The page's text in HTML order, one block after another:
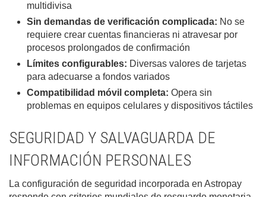
multidivisa
Sin demandas de verificación complicada: No se
requiere crear cuentas financieras ni atravesar por
procesos prolongados de confirmación
Límites configurables: Diversas valores de tarjetas
para adecuarse a fondos variados
Compatibilidad móvil completa: Opera sin
problemas en equipos celulares y dispositivos táctiles
SEGURIDAD Y SALVAGUARDA DE
INFORMACIÓN PERSONALES
La configuración de seguridad incorporada en Astropay